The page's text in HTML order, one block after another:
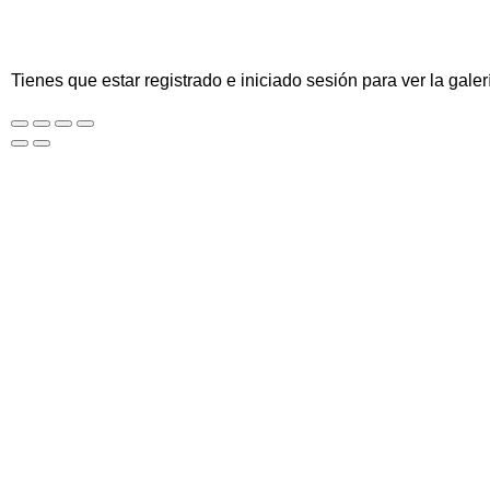
Tienes que estar registrado e iniciado sesión para ver la